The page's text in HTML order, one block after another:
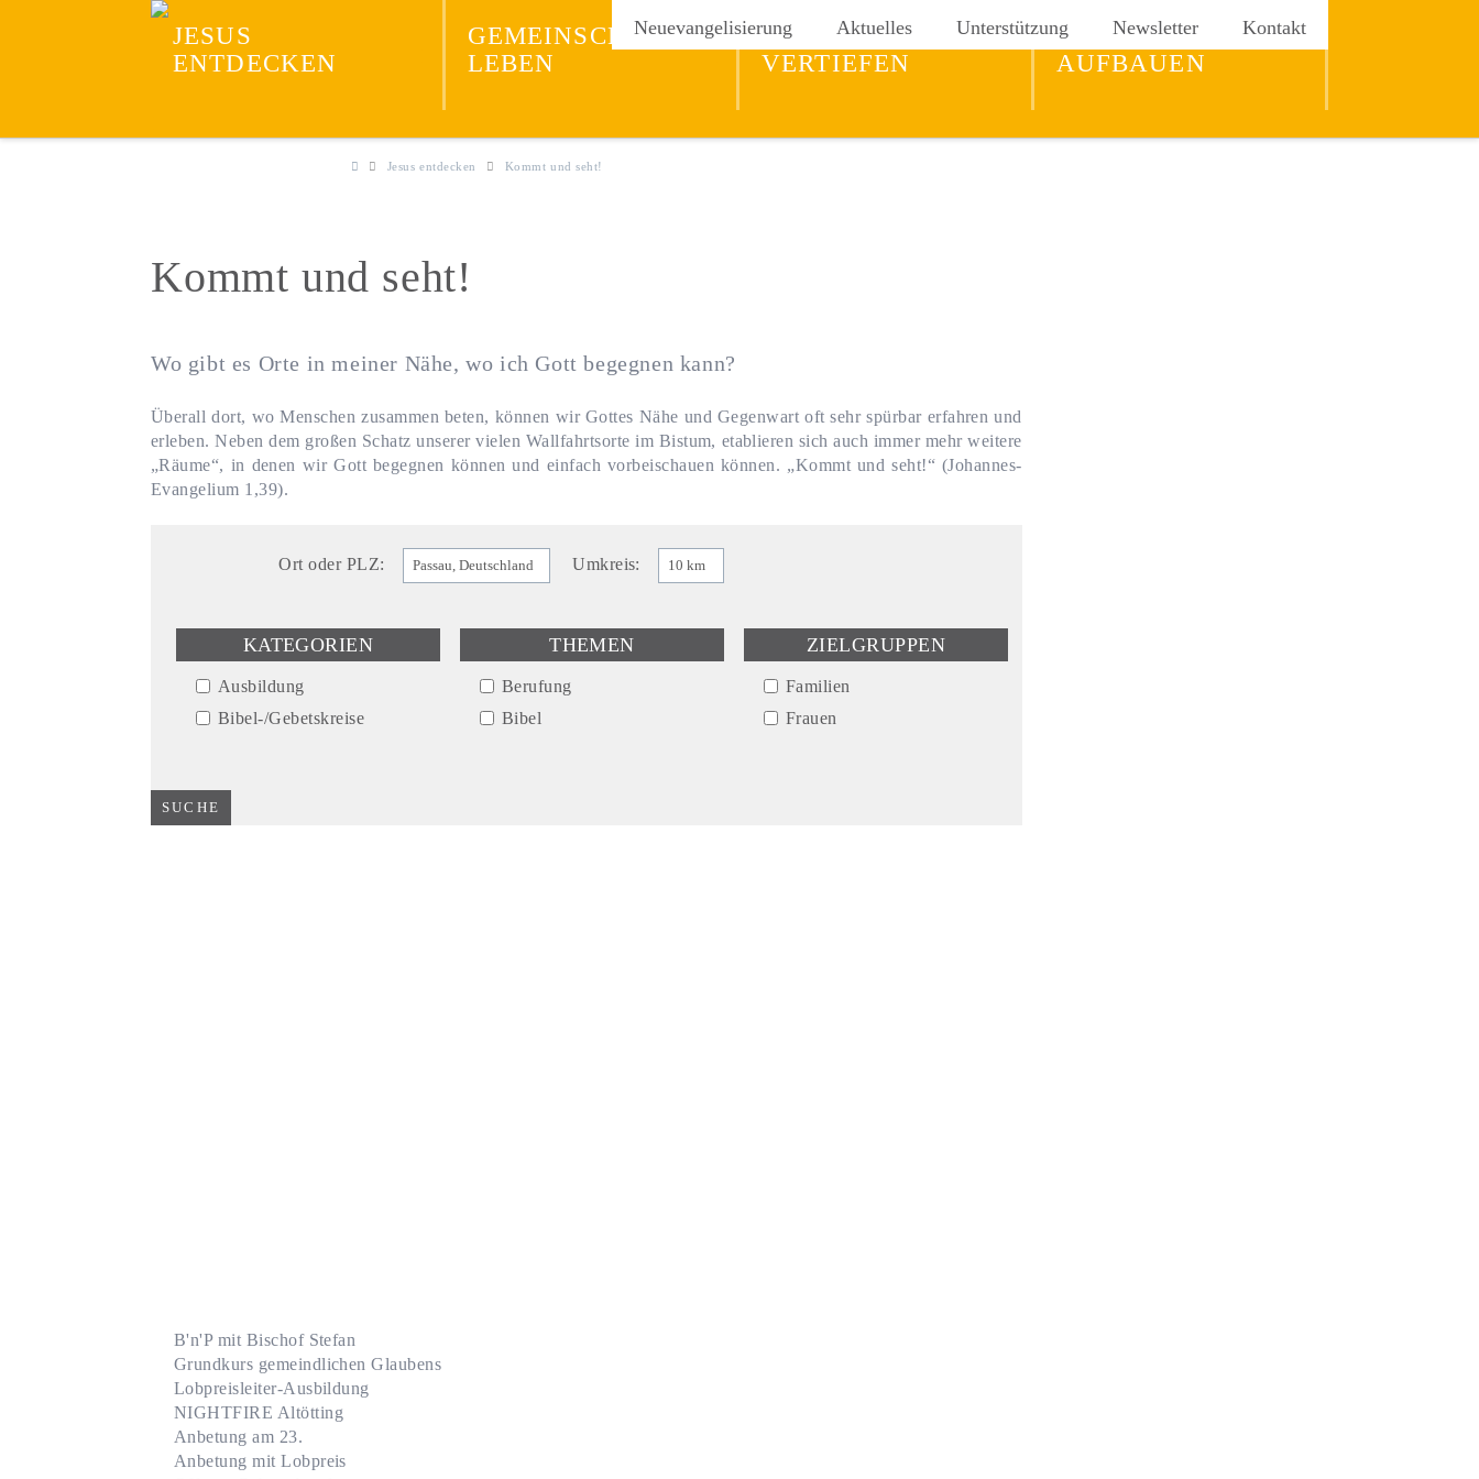
Neuevangelisierung Aktuelles Unterstützung Newsletter Kontakt
Neuevangelisierung
JESUS
ENTDECKEN
GEMEINSCHAFT
LEBEN
GLAUBEN
VERTIEFEN
REICH GOTTES
AUFBAUEN
Jesus entdecken Kommt und seht!
Kommt und seht!
Wo gibt es Orte in meiner Nähe, wo ich Gott begegnen kann?
Überall dort, wo Menschen zusammen beten, können wir Gottes Nähe und Gegenwart oft sehr spürbar erfahren und
erleben. Neben dem großen Schatz unserer vielen Wallfahrtsorte im Bistum, etablieren sich auch immer mehr weitere
„Räume“, in denen wir Gott begegnen können und einfach vorbeischauen können. „Kommt und seht!“ (Johannes-
Evangelium 1,39).
Ort oder PLZ: Umkreis:
KATEGORIEN
Ausbildung
Bibel-/Gebetskreise
THEMEN
Berufung
Bibel
ZIELGRUPPEN
Familien
Frauen
B'n'P mit Bischof Stefan
Grundkurs gemeindlichen Glaubens
Lobpreisleiter-Ausbildung
NIGHTFIRE Altötting
Anbetung am 23.
Anbetung mit Lobpreis